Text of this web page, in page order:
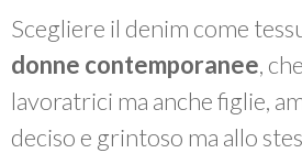
Scegliere il denim come
donne contemporanee,
lavoratrici ma anche figlie,
deciso e grintoso ma allo